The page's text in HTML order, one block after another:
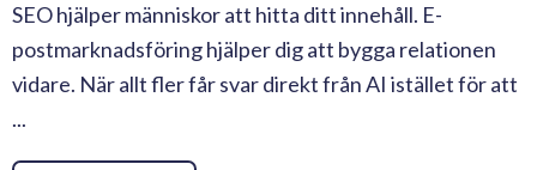
SEO hjälper människor att hitta ditt innehåll. E-
postmarknadsföring hjälper dig att bygga relationen
vidare. När allt fler får svar direkt från AI istället för att
...